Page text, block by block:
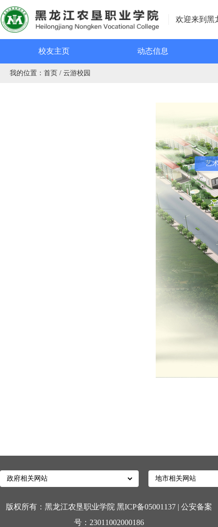
欢迎来到黑
校友主页 动态信息
我的位置： 首页 / 云游校园
艺
版权所有：黑龙江农垦职业学院 黑ICP备05001137 | 公安备案
号：23011002000186